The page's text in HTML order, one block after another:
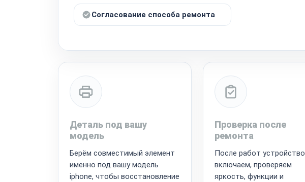
Согласование способа ремонта
Деталь под вашу
модель
Берём совместимый элемент
именно под вашу модель
iphone, чтобы восстановление
Проверка после
ремонта
После работ устройство
включаем, проверяем
яркость, функции и